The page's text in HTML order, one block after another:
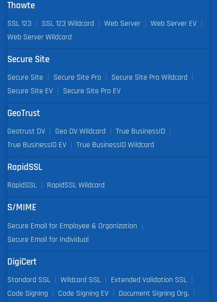
Thawte
SSL 123 SSL 123 Wildcard Web Server
Web Server EV
Web Server Wildcard
Secure Site
Secure Site Secure Site Pro
Secure Site Pro Wildcard
Secure Site EV
Secure Site Pro EV
GeoTrust
Geotrust DV Geo DV Wildcard
True BusinessID
True BusinessID EV
True BusinessID Wildcard
RapidSSL
RapidSSL RapidSSL Wildcard
S/MIME
Secure Email for Employee & Organization
Secure Email for Individual
DigiCert
Standard SSL Wildcard SSL
Extended Validation SSL
Code Signing
Code Signing EV Document Signing Org.